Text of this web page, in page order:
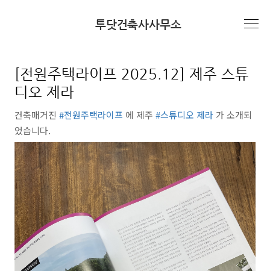
투닷건축사사무소
[전원주택라이프 2025.12] 제주 스튜
디오 제라
건축매거진 #전원주택라이프 에 제주 #스튜디오 제라 가소개되
었습니다.